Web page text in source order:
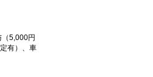
5,000円
有）、車